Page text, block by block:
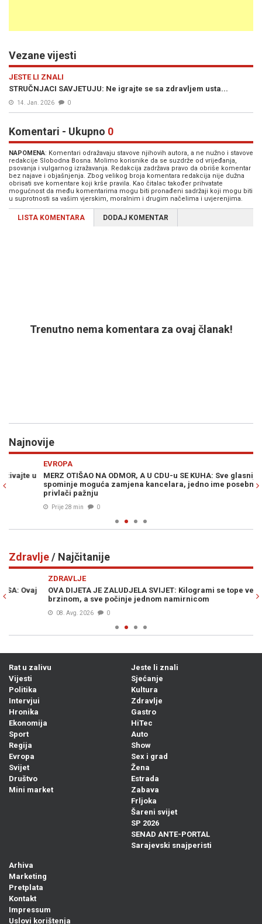
Vezane vijesti
JESTE LI ZNALI
STRUČNJACI SAVJETUJU: Ne igrajte se sa zdravljem usta...
14. Jan. 2026 0
Komentari - Ukupno 0
NAPOMENA: Komentari odražavaju stavove njihovih autora, a ne nužno i stavove
redakcije Slobodna Bosna. Molimo korisnike da se suzdrže od vrijeđanja,
psovanja i vulgarnog izražavanja. Redakcija zadržava pravo da obriše komentar
bez najave i objašnjenja. Zbog velikog broja komentara redakcija nije dužna
obrisati sve komentare koji krše pravila. Kao čitalac također prihvatate
mogućnost da među komentarima mogu biti pronađeni sadržaji koji mogu biti
u suprotnosti sa vašim vjerskim, moralnim i drugim načelima i uvjerenjima.
LISTA KOMENTARA DODAJ KOMENTAR
Trenutno nema komentara za ovaj članak!
Najnovije
MERZ OTIŠAO NA ODMOR, A U CDU-u SE KUHA: Sve glasnije se
spominje moguća zamjena kancelara, jedno ime posebno
privlači pažnju
Prije 28 min 0
Zdravlje/ Najčitanije
OVA DIJETA JE ZALUDJELA SVIJET: Kilogrami se tope velikom
brzinom, a sve počinje jednom namirnicom
08. Avg. 2026 0
Rat u zalivu
Vijesti
Politika
Intervjui
Hronika
Ekonomija
Sport
Regija
Evropa
Svijet
Društvo
Mini market
Jeste li znali
Sjećanje
Kultura
Zdravlje
Gastro
HiTec
Auto
Show
Sex i grad
Žena
Estrada
Zabava
Frljoka
Šareni svijet
SP 2026
SENAD ANTE-PORTAL
Sarajevski snajperisti
Arhiva
Marketing
Pretplata
Kontakt
Impressum
Uslovi korištenja